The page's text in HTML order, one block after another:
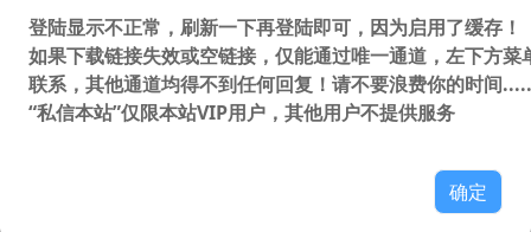
登陆显示不正常，刷新一下再登陆即可，因为启用了缓存！
如果下载链接失效或空链接，仅能通过唯一通道，左下方菜
联系，其他通道均得不到任何回复！请不要浪费你的时间
“私信本站”仅限本站VIP用户，其他用户不提供服务
确定